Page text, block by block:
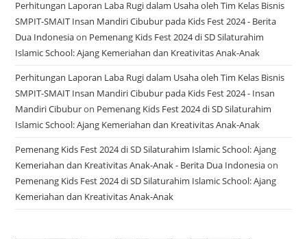
Perhitungan Laporan Laba Rugi dalam Usaha oleh Tim Kelas Bisnis
SMPIT-SMAIT Insan Mandiri Cibubur pada Kids Fest 2024 - Berita
Dua Indonesiaon Pemenang Kids Fest 2024 di SD Silaturahim
Islamic School: Ajang Kemeriahan dan Kreativitas Anak-Anak
Perhitungan Laporan Laba Rugi dalam Usaha oleh Tim Kelas Bisnis
SMPIT-SMAIT Insan Mandiri Cibubur pada Kids Fest 2024 - Insan
Mandiri Cibuburon Pemenang Kids Fest 2024 di SD Silaturahim
Islamic School: Ajang Kemeriahan dan Kreativitas Anak-Anak
Pemenang Kids Fest 2024 di SD Silaturahim Islamic School: Ajang
Kemeriahan dan Kreativitas Anak-Anak - Berita Dua Indonesiaon
Pemenang Kids Fest 2024 di SD Silaturahim Islamic School: Ajang
Kemeriahan dan Kreativitas Anak-Anak